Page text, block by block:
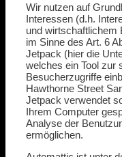
Wir nutzen auf
Interessen (d.h.
und wirtschaftlichem
im Sinne des Art. 6
Jetpack (hier die
welches ein Tool zur
Besucherzugriffe
Hawthorne Street
Jetpack verwendet
Ihrem Computer
Analyse der
ermöglichen.